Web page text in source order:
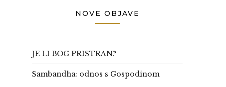
NOVE OBJAVE
JE LI BOG PRISTRAN?
Sambandha: odnos s Gospodinom